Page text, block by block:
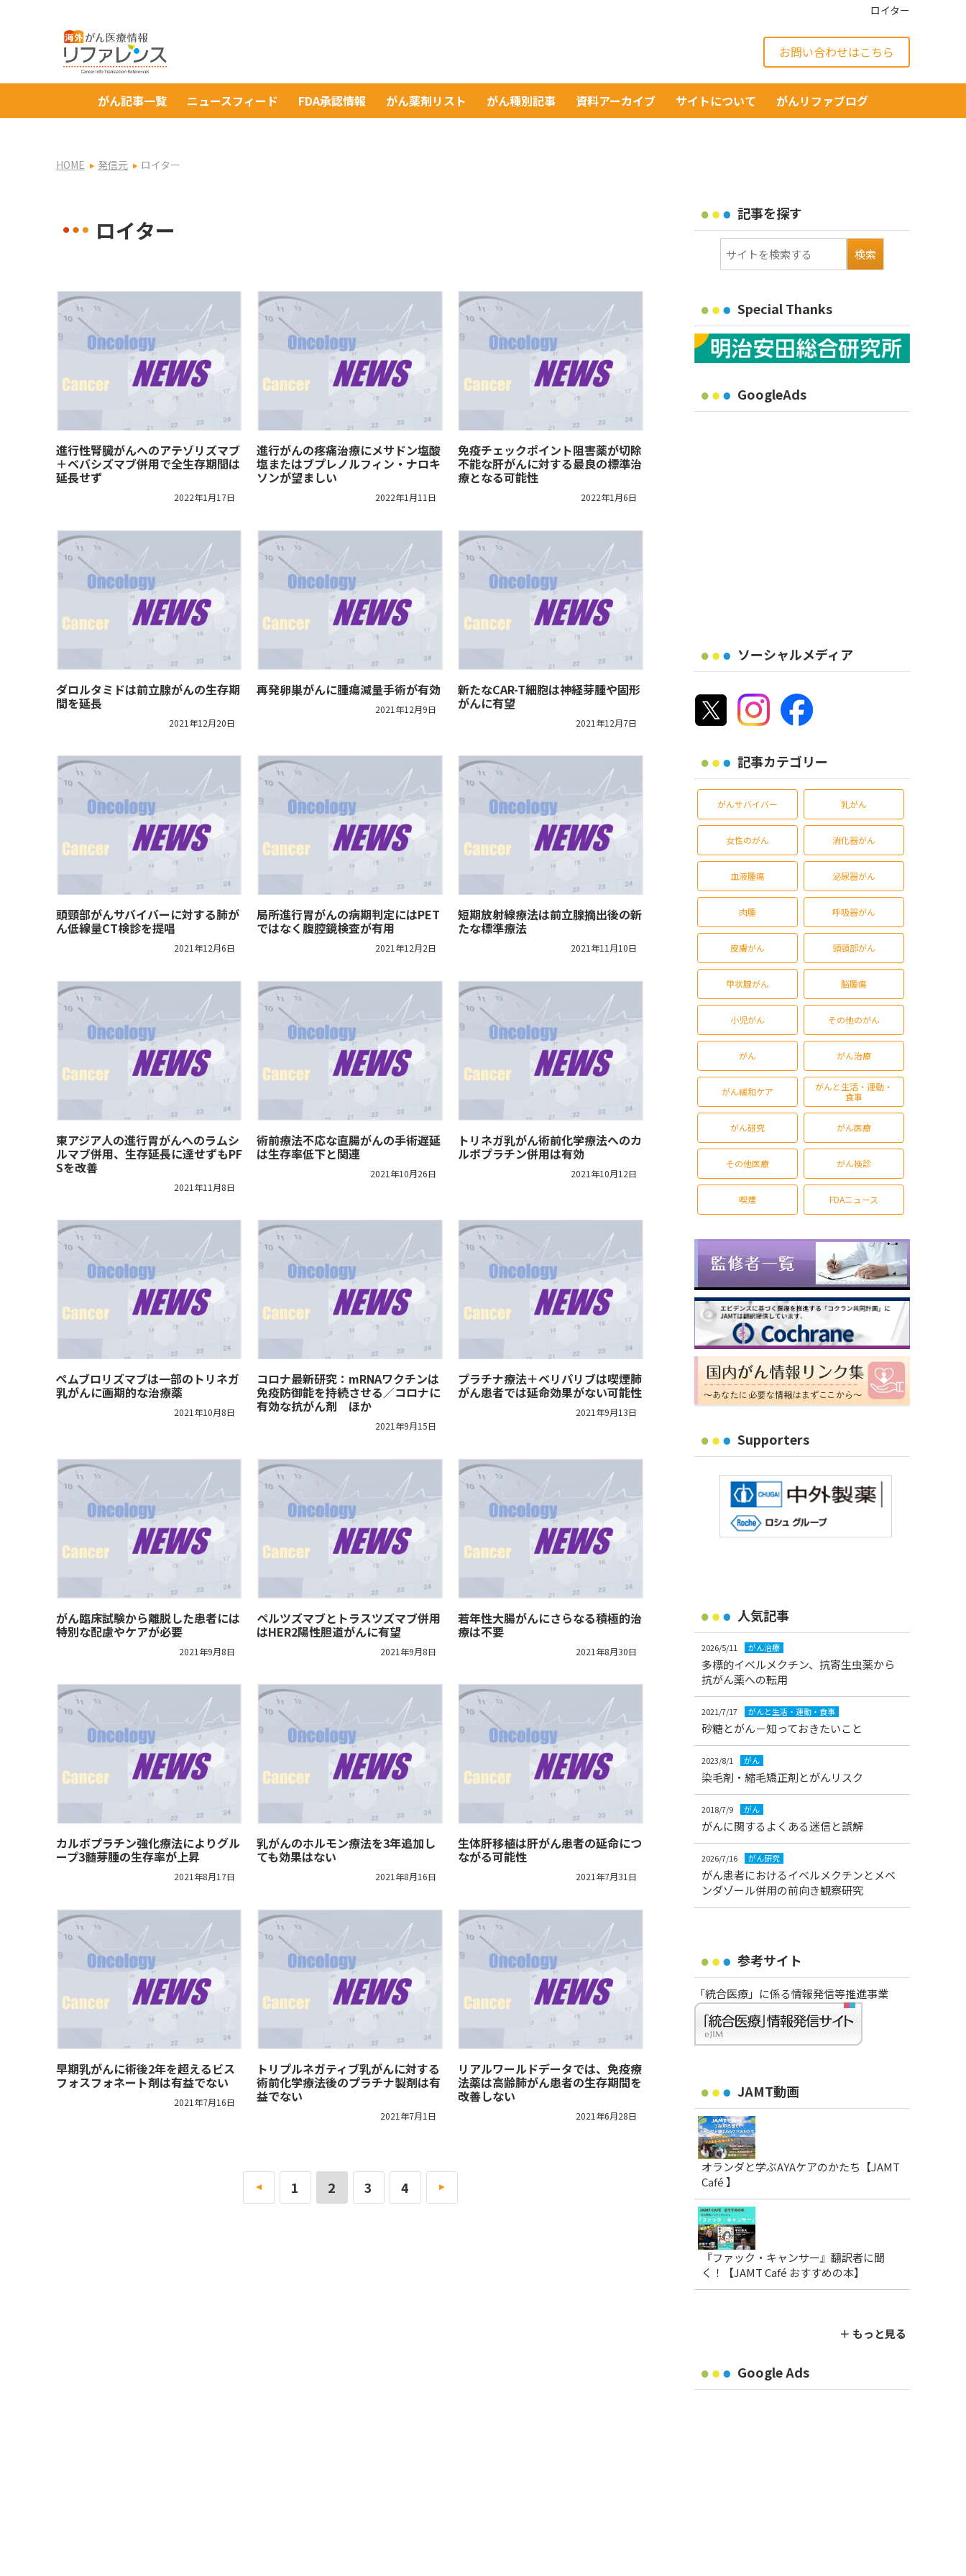
ロイター
お問い合わせはこちら
がん記事一覧 ニュースフィード FDA承認情報 がん薬剤リスト がん種別記事 資料アーカイブ サイトについて がんリファブログ
HOME 発信元 ロイター
ロイター
進行性腎臓がんへのアテゾリズマブ
＋ベバシズマブ併用で全生存期間は
延長せず
2022年1月17日
進行がんの疼痛治療にメサドン塩酸
塩またはブプレノルフィン・ナロキ
ソンが望ましい
2022年1月11日
免疫チェックポイント阻害薬が切除
不能な肝がんに対する最良の標準治
療となる可能性
2022年1月6日
ダロルタミドは前立腺がんの生存期
間を延長
2021年12月20日
再発卵巣がんに腫瘍減量手術が有効
2021年12月9日
新たなCAR-T細胞は神経芽腫や固形
がんに有望
2021年12月7日
頭頸部がんサバイバーに対する肺が
ん低線量CT検診を提唱
2021年12月6日
局所進行胃がんの病期判定にはPET
ではなく腹腔鏡検査が有用
2021年12月2日
短期放射線療法は前立腺摘出後の新
たな標準療法
2021年11月10日
東アジア人の進行胃がんへのラムシ
ルマブ併用、生存延長に達せずもPF
Sを改善
2021年11月8日
術前療法不応な直腸がんの手術遅延
は生存率低下と関連
2021年10月26日
トリネガ乳がん術前化学療法へのカ
ルボプラチン併用は有効
2021年10月12日
ぺムブロリズマブは一部のトリネガ
乳がんに画期的な治療薬
2021年10月8日
コロナ最新研究：mRNAワクチンは
免疫防御能を持続させる／コロナに
有効な抗がん剤 ほか
2021年9月15日
プラチナ療法＋ベリパリブは喫煙肺
がん患者では延命効果がない可能性
2021年9月13日
がん臨床試験から離脱した患者には
特別な配慮やケアが必要
2021年9月8日
ペルツズマブとトラスツズマブ併用
はHER2陽性胆道がんに有望
2021年9月8日
若年性大腸がんにさらなる積極的治
療は不要
2021年8月30日
カルボプラチン強化療法によりグル
ープ3髄芽腫の生存率が上昇
2021年8月17日
乳がんのホルモン療法を3年追加し
ても効果はない
2021年8月16日
生体肝移植は肝がん患者の延命につ
ながる可能性
2021年7月31日
早期乳がんに術後2年を超えるビス
フォスフォネート剤は有益でない
2021年7月16日
トリプルネガティブ乳がんに対する
術前化学療法後のプラチナ製剤は有
益でない
2021年7月1日
リアルワールドデータでは、免疫療
法薬は高齢肺がん患者の生存期間を
改善しない
2021年6月28日
« 1 2 3 4 »
記事を探す
Special Thanks
GoogleAds
ソーシャルメディア
記事カテゴリー
がんサバイバー 乳がん
女性のがん 消化器がん
血液腫瘍 泌尿器がん
肉腫 呼吸器がん
皮膚がん 頭頸部がん
甲状腺がん 脳腫瘍
小児がん その他のがん
がん がん治療
がん緩和ケア
がんと生活・運動・
食事
がん研究 がん医療
その他医療 がん検診
喫煙 FDAニュース
Supporters
人気記事
2026/5/11 がん治療
多標的イベルメクチン、抗寄生虫薬から
抗がん薬への転用
2021/7/17 がんと生活・運動・食事
砂糖とがん－知っておきたいこと
2023/8/1 がん
染毛剤・縮毛矯正剤とがんリスク
2018/7/9 がん
がんに関するよくある迷信と誤解
2026/7/16 がん研究
がん患者におけるイベルメクチンとメベ
ンダゾール併用の前向き観察研究
参考サイト
「統合医療」に係る情報発信等推進事業
JAMT動画
オランダと学ぶAYAケアのかたち【JAMT
Café 】
『ファック・キャンサー』翻訳者に聞
く！【JAMT Café おすすめの本】
＋ もっと見る
Google Ads